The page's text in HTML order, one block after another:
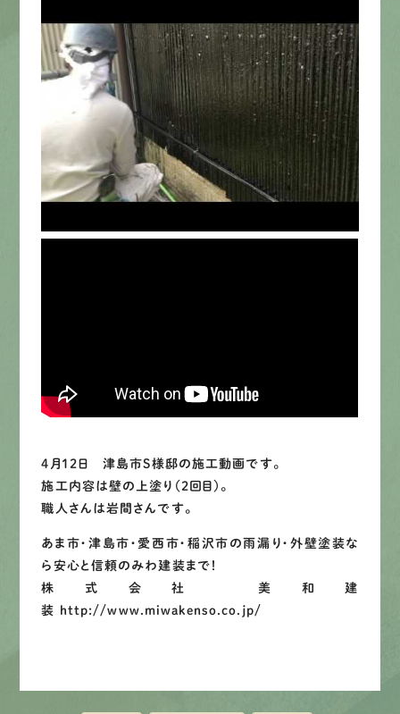
先輩インタビュー
エントリー
有資格者が、無料建物診断 いたします!!
0120-44-2605
LINEでお手軽相談
4月12日 津島市S様邸の施工動画です。
施工内容は壁の上塗り（2回目）。
職人さんは岩間さんです。
あま市・津島市・愛西市・稲沢市の雨漏り・外壁塗装な
ら安心と信頼のみわ建装まで！
株式会社 美和建
装 http://www.miwakenso.co.jp/